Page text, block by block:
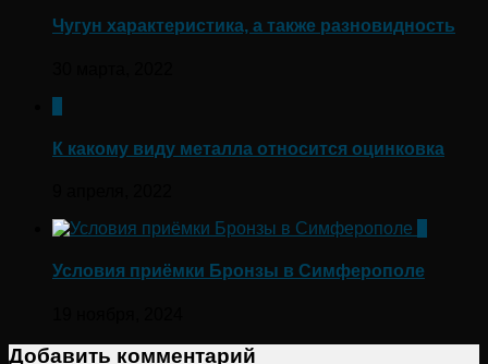
Чугун характеристика, а также разновидность
К какому виду металла относится оцинковка
Условия приёмки Бронзы в Симферополе
Добавить комментарий